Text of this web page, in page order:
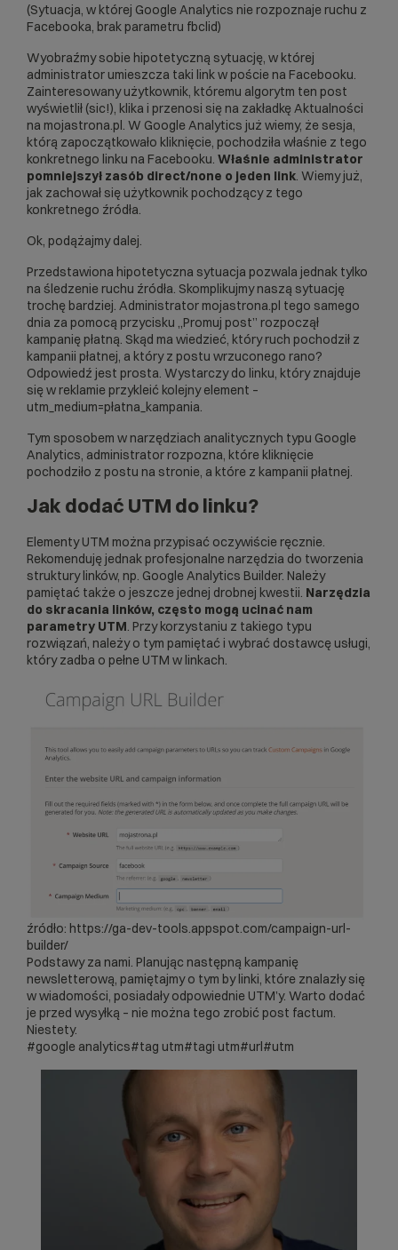
(Sytuacja, w której Google Analytics nie rozpoznaje ruchu z
Facebooka, brak parametru fbclid)
Wyobraźmy sobie hipotetyczną sytuację, w której
administrator umieszcza taki link w poście na Facebooku.
Zainteresowany użytkownik, któremu algorytm ten post
wyświetlił (sic!), klika i przenosi się na zakładkę Aktualności
na mojastrona.pl. W Google Analytics już wiemy, że sesja,
którą zapoczątkowało kliknięcie, pochodziła właśnie z tego
konkretnego linku na Facebooku. Właśnie administrator
pomniejszył zasób direct/none o jeden link. Wiemy już,
jak zachował się użytkownik pochodzący z tego
konkretnego źródła.
Ok, podążajmy dalej.
Przedstawiona hipotetyczna sytuacja pozwala jednak tylko
na śledzenie ruchu źródła. Skomplikujmy naszą sytuację
trochę bardziej. Administrator mojastrona.pl tego samego
dnia za pomocą przycisku „Promuj post” rozpoczął
kampanię płatną. Skąd ma wiedzieć, który ruch pochodził z
kampanii płatnej, a który z postu wrzuconego rano?
Odpowiedź jest prosta. Wystarczy do linku, który znajduje
się w reklamie przykleić kolejny element –
utm_medium=płatna_kampania.
Tym sposobem w narzędziach analitycznych typu Google
Analytics, administrator rozpozna, które kliknięcie
pochodziło z postu na stronie, a które z kampanii płatnej.
Jak dodać UTM do linku?
Elementy UTM można przypisać oczywiście ręcznie.
Rekomenduję jednak profesjonalne narzędzia do tworzenia
struktury linków, np. Google Analytics Builder. Należy
pamiętać także o jeszcze jednej drobnej kwestii. Narzędzia
do skracania linków, często mogą ucinać nam
parametry UTM. Przy korzystaniu z takiego typu
rozwiązań, należy o tym pamiętać i wybrać dostawcę usługi,
który zadba o pełne UTM w linkach.
źródło: https://ga-dev-tools.appspot.com/campaign-url-
builder/
Podstawy za nami. Planując następną kampanię
newsletterową, pamiętajmy o tym by linki, które znalazły się
w wiadomości, posiadały odpowiednie UTM’y. Warto dodać
je przed wysyłką – nie można tego zrobić post factum.
Niestety.
#google analytics#tag utm#tagi utm#url #utm